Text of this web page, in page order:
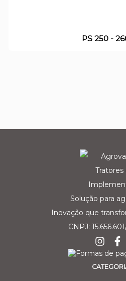
PS 250 -
Solução para
Inovação que
CNPJ: